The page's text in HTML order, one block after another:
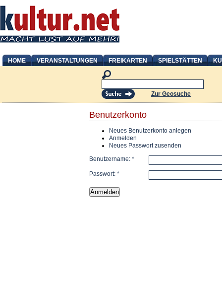
HOME VERANSTALTUNGEN FREIKARTEN SPIELSTÄTTEN
Zur Geosuche
Benutzerkonto
Neues Benutzerkonto anlegen
Anmelden
Neues Passwort zusenden
Benutzername: *
Passwort: *